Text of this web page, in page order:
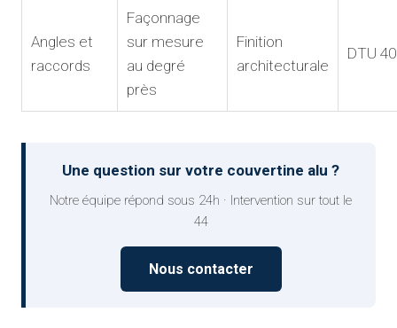
Angles et
raccords
Façonnage
sur mesure
au degré
près
Finition
architecturale
DTU
Une question sur votre couvertine alu ?
Notre équipe répond sous 24h · Intervention sur tout le
44
Nous contacter